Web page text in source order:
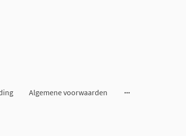
Algemene voorwaarden